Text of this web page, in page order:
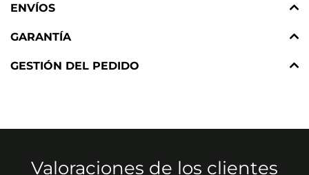
ENVÍOS
GARANTÍA
GESTIÓN DEL PEDIDO
Valoraciones de los clientes